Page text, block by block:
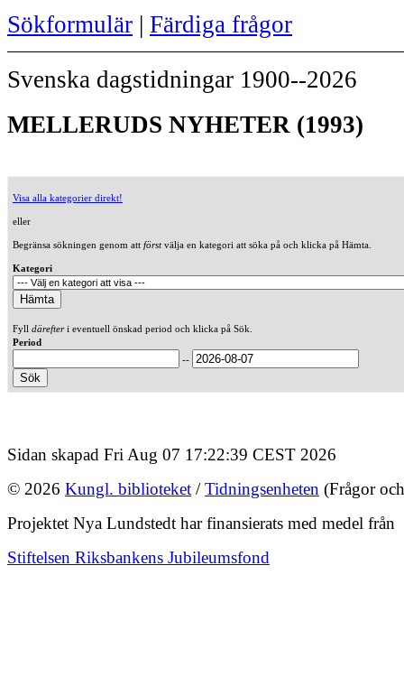
Sökformulär | Färdiga frågor
Svenska dagstidningar 1900--2026
MELLERUDS NYHETER (1993)
Visa alla kategorier direkt!
eller
Begränsa sökningen genom att förstvälja en kategori att söka på och klicka på Hämta.
Kategori
Fyll därefteri eventuell önskad period och klicka på Sök.
Period
--
Sidan skapad Fri Aug 07 17:22:39 CEST 2026
© 2026 Kungl. biblioteket /Tidningsenheten (Frågor
Projektet Nya Lundstedt har finansierats med medel från
Stiftelsen Riksbankens Jubileumsfond